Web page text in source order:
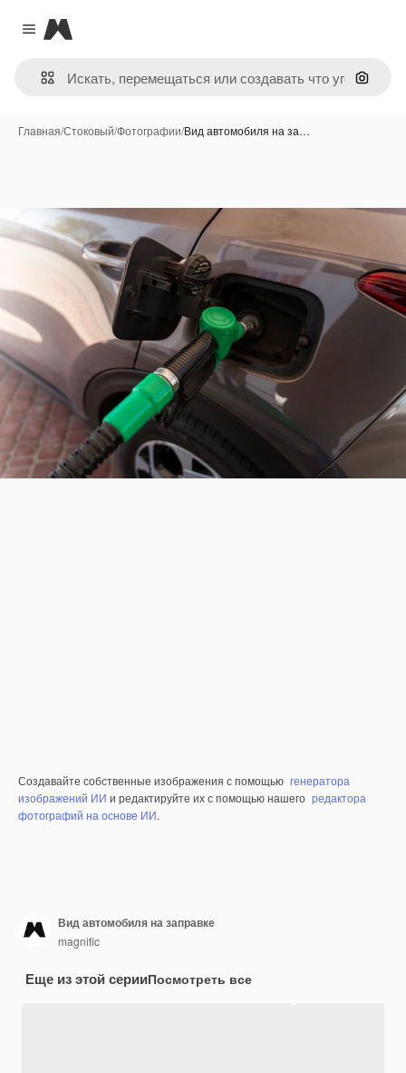
Close menu
Magnific
Поиск
Главная/Стоковый/Фотографии/Вид автомобиля на за…
Создавайте собственные изображения с помощью генератора
изображений ИИ и редактируйте их с помощью нашего редактора
фотографий на основе ИИ.
Вид автомобиля на заправке
magnific
Еще из этой серииПосмотреть все